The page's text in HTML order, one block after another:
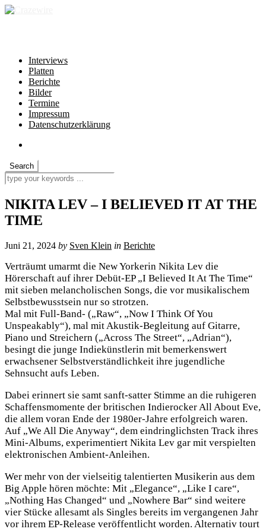
Interviews
Platten
Berichte
Bilder
Termine
Impressum
Datenschutzerklärung
NIKITA LEV – I BELIEVED IT AT THE
TIME
Juni 21, 2024 by Sven Klein in Berichte
Verträumt umarmt die New Yorkerin Nikita Lev die
Hörerschaft auf ihrer Debüt-EP „I Believed It At The Time“
mit sieben melancholischen Songs, die vor musikalischem
Selbstbewusstsein nur so strotzen.
Mal mit Full-Band- („Raw“, „Now I Think Of You
Unspeakably“), mal mit Akustik-Begleitung auf Gitarre,
Piano und Streichern („Across The Street“, „Adrian“),
besingt die junge Indiekünstlerin mit bemerkenswert
erwachsener Selbstverständlichkeit ihre jugendliche
Sehnsucht aufs Leben.
Dabei erinnert sie samt sanft-satter Stimme an die ruhigeren
Schaffensmomente der britischen Indierocker All About Eve,
die allem voran Ende der 1980er-Jahre erfolgreich waren.
Auf „We All Die Anyway“, dem eindringlichsten Track ihres
Mini-Albums, experimentiert Nikita Lev gar mit verspielten
elektronischen Ambient-Anleihen.
Wer mehr von der vielseitig talentierten Musikerin aus dem
Big Apple hören möchte: Mit „Elegance“, „Like I care“,
„Nothing Has Changed“ und „Nowhere Bar“ sind weitere
vier Stücke allesamt als Singles bereits im vergangenen Jahr
vor ihrem EP-Release veröffentlicht worden. Alternativ tourt